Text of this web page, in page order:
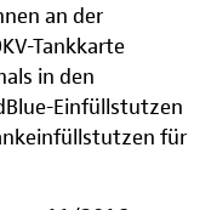
an der
Tankkarte
in den
Einfüllstutzen
für